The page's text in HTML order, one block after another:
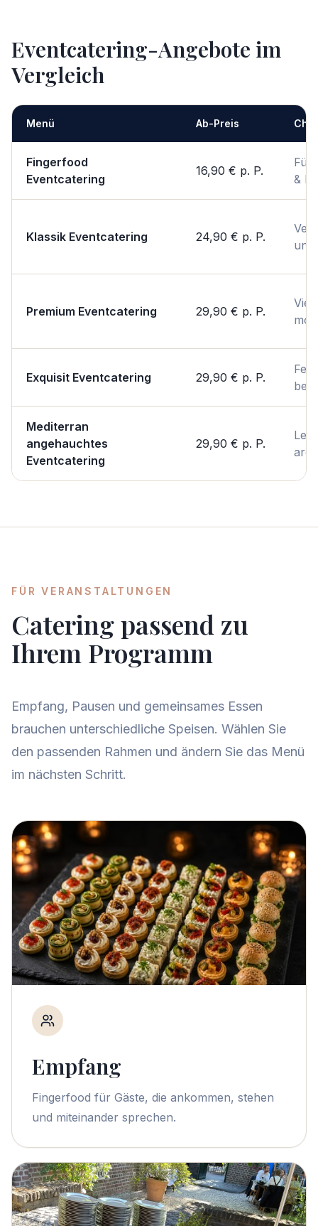
Eventcatering-Angebote im
Vergleich
Menü Ab-Preis
Fingerfood
Eventcatering
16,90 € p. P.
Für
&
Klassik Eventcatering 24,90 € p. P.
Premium Eventcatering 29,90 € p. P.
Exquisit Eventcatering 29,90 € p. P.
Mediterran
angehauchtes
Eventcatering
29,90 € p. P.
FÜR VERANSTALTUNGEN
Catering passend zu
Ihrem Programm
Empfang, Pausen und gemeinsames Essen
brauchen unterschiedliche Speisen. Wählen Sie
den passenden Rahmen und ändern Sie das Menü
im nächsten Schritt.
Empfang
Fingerfood für Gäste, die ankommen, stehen
und miteinander sprechen.